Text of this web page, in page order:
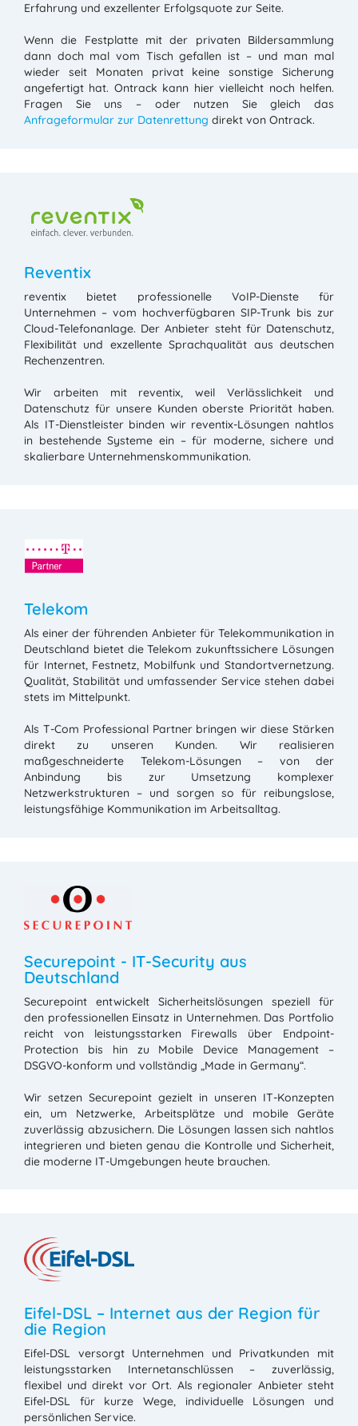
Erfahrung und exzellenter Erfolgsquote zur Seite.
Wenn die Festplatte mit der privaten Bildersammlung
dann doch mal vom Tisch gefallen ist – und man mal
wieder seit Monaten privat keine sonstige Sicherung
angefertigt hat. Ontrack kann hier vielleicht noch helfen.
Fragen Sie uns – oder nutzen Sie gleich das
Anfrageformular zur Datenrettung direkt von Ontrack.
Reventix
reventix bietet professionelle VoIP-Dienste für
Unternehmen – vom hochverfügbaren SIP-Trunk bis zur
Cloud-Telefonanlage. Der Anbieter steht für Datenschutz,
Flexibilität und exzellente Sprachqualität aus deutschen
Rechenzentren.
Wir arbeiten mit reventix, weil Verlässlichkeit und
Datenschutz für unsere Kunden oberste Priorität haben.
Als IT-Dienstleister binden wir reventix-Lösungen nahtlos
in bestehende Systeme ein – für moderne, sichere und
skalierbare Unternehmenskommunikation.
Telekom
Als einer der führenden Anbieter für Telekommunikation in
Deutschland bietet die Telekom zukunftssichere Lösungen
für Internet, Festnetz, Mobilfunk und Standortvernetzung.
Qualität, Stabilität und umfassender Service stehen dabei
stets im Mittelpunkt.
Als T-Com Professional Partner bringen wir diese Stärken
direkt zu unseren Kunden. Wir realisieren
maßgeschneiderte Telekom-Lösungen – von der
Anbindung bis zur Umsetzung komplexer
Netzwerkstrukturen – und sorgen so für reibungslose,
leistungsfähige Kommunikation im Arbeitsalltag.
Securepoint - IT-Security aus
Deutschland
Securepoint entwickelt Sicherheitslösungen speziell für
den professionellen Einsatz in Unternehmen. Das Portfolio
reicht von leistungsstarken Firewalls über Endpoint-
Protection bis hin zu Mobile Device Management –
DSGVO-konform und vollständig „Made in Germany“.
Wir setzen Securepoint gezielt in unseren IT-Konzepten
ein, um Netzwerke, Arbeitsplätze und mobile Geräte
zuverlässig abzusichern. Die Lösungen lassen sich nahtlos
integrieren und bieten genau die Kontrolle und Sicherheit,
die moderne IT-Umgebungen heute brauchen.
Eifel-DSL – Internet aus der Region für
die Region
Eifel-DSL versorgt Unternehmen und Privatkunden mit
leistungsstarken Internetanschlüssen – zuverlässig,
flexibel und direkt vor Ort. Als regionaler Anbieter steht
Eifel-DSL für kurze Wege, individuelle Lösungen und
persönlichen Service.